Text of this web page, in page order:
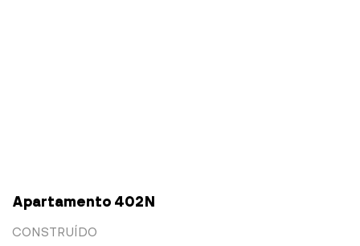
Apartamento 402N
CONSTRUÍDO